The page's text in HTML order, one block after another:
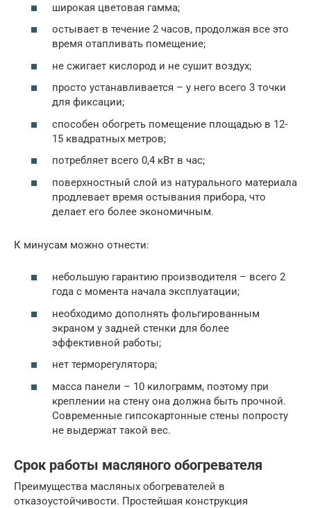
широкая цветовая гамма;
остывает в течение 2 часов, продолжая все это
время отапливать помещение;
не сжигает кислород и не сушит воздух;
просто устанавливается – у него всего 3 точки
для фиксации;
способен обогреть помещение площадью в 12-
15 квадратных метров;
потребляет всего 0,4 кВт в час;
поверхностный слой из натурального материала
продлевает время остывания прибора, что
делает его более экономичным.
К минусам можно отнести:
небольшую гарантию производителя – всего 2
года с момента начала эксплуатации;
необходимо дополнять фольгированным
экраном у задней стенки для более
эффективной работы;
нет терморегулятора;
масса панели – 10 килограмм, поэтому при
креплении на стену она должна быть прочной.
Современные гипсокартонные стены попросту
не выдержат такой вес.
Срок работы масляного обогревателя
Преимущества масляных обогревателей в
отказоустойчивости. Простейшая конструкция